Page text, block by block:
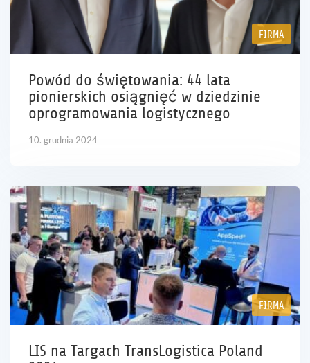
FIRMA
Powód do świętowania: 44 lata
pionierskich osiągnięć w dziedzinie
oprogramowania logistycznego
10. grudnia 2024
FIRMA
LIS na Targach TransLogistica Poland